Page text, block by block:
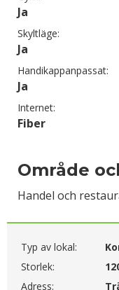
Ja
Skyltläge:
Ja
Handikappanpassat:
Ja
Internet:
Fiber
Område
Handel och
Typ av lokal:
Storlek:
Adress: